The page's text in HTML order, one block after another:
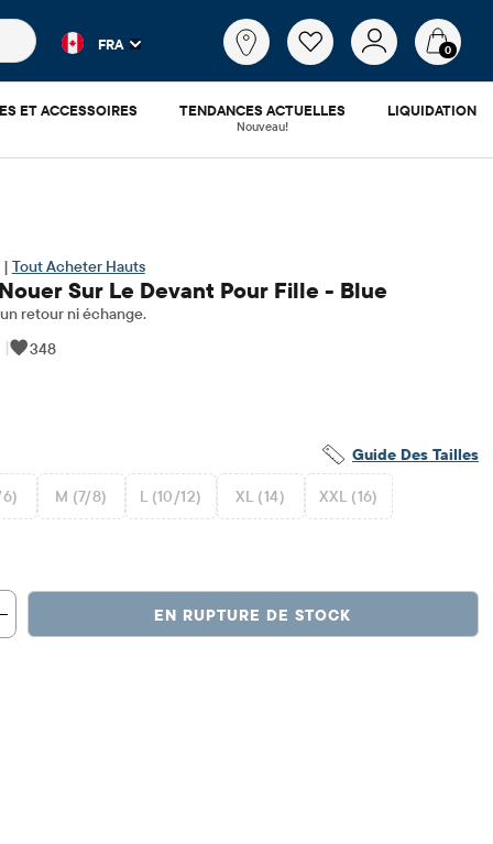
populaires et les résultats de produits au fur et à
FRA 0
ET ACCESSOIRES TENDANCES ACTUELLES
Nouveau!
LIQUIDATION
| Tout Acheter Hauts
Sur Le Devant Pour Fille - Blue
retour ni échange.
|
348
Guide Des Tailles
M (7/8) L (10/12) XL (14) XXL (16)
EN RUPTURE DE STOCK